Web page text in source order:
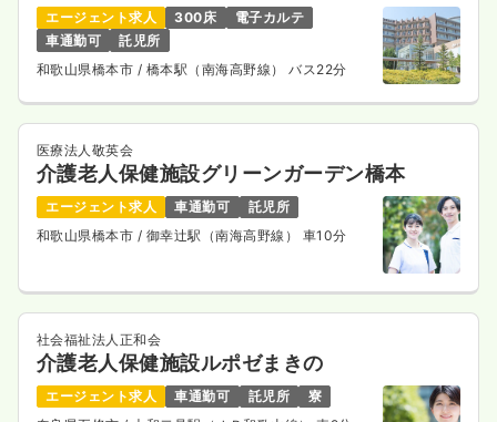
エージェント求人 300床
電子カルテ
車通勤可
託児所
和歌山県橋本市 / 橋本駅（南海高野線） バス22分
医療法人敬英会
介護老人保健施設グリーンガーデン橋本
エージェント求人 車通勤可
託児所
和歌山県橋本市 / 御幸辻駅（南海高野線） 車10分
社会福祉法人正和会
介護老人保健施設ルポゼまきの
エージェント求人 車通勤可 託児所
寮